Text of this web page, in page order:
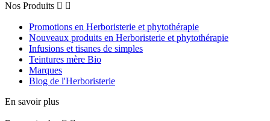
Nos Produits  
Promotions en Herboristerie et phytothérapie
Nouveaux produits en Herboristerie et phytothérapie
Infusions et tisanes de simples
Teintures mère Bio
Marques
Blog de l'Herboristerie
En savoir plus